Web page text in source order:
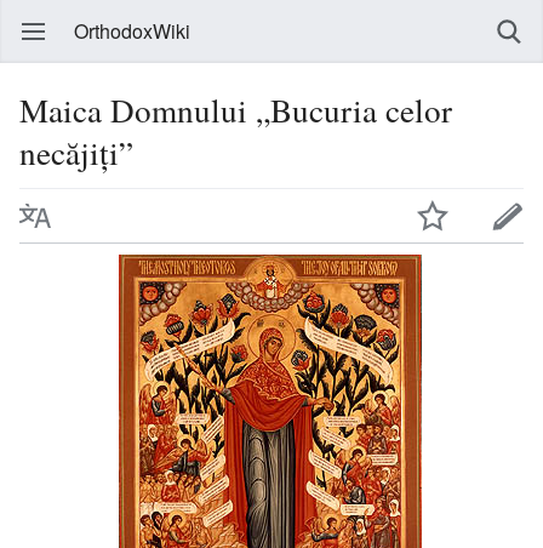
OrthodoxWiki
Maica Domnului „Bucuria celor
necăjiți”